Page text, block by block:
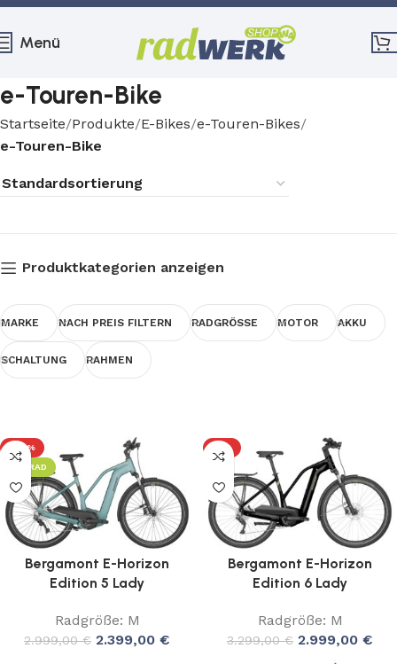
Menü
e-Touren-Bike
Startseite Produkte E-Bikes e-Touren-Bikes
e-Touren-Bike
Produktkategorien anzeigen
MARKE NACH PREIS FILTERN RADGRÖSSE MOTOR AKKU
SCHALTUNG RAHMEN
-20%
LEIHRAD
Bergamont E-Horizon
Edition 5 Lady
Radgröße: M
2.999,00€ 2.399,00 €
-9%
Bergamont E-Horizon
Edition 6 Lady
Radgröße: M
3.299,00€ 2.999,00 €